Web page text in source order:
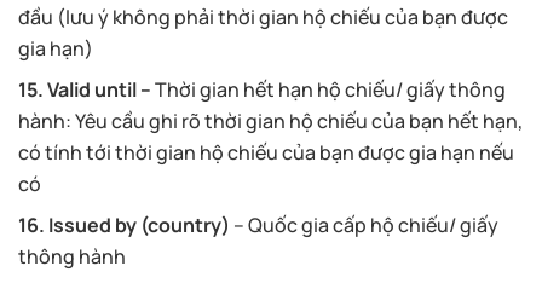
đầu (lưu ý không phải thời gian hộ chiếu của bạn được
gia hạn)
15. Valid until –Thời gian hết hạn hộ chiếu/ giấy thông
hành: Yêu cầu ghi rõ thời gian hộ chiếu của bạn hết hạn,
có tính tới thời gian hộ chiếu của bạn được gia hạn nếu
có
16. Issued by (country) – Quốc gia cấp hộ chiếu/ giấy
thông hành